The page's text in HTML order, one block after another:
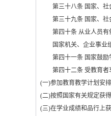
第三十八条 国家、社会
第三十九条 国家、社会
第四十条 从业人员有
国家机关、企业事业组
第四十一条 国家鼓励
第四十二条 受教育者
(一)参加教育教学计划安
(二)按照国家有关规定获
(三)在学业成绩和品行上